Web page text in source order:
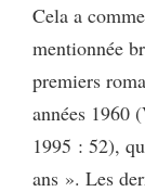
Cela a
mentionnée
premiers
années 1960
1995 : 52),
ans ». Les